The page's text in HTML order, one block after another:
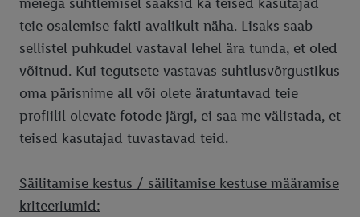
teie osalemise fakti avalikult näha. Lisaks saab
sellistel puhkudel vastaval lehel ära tunda, et oled
võitnud. Kui tegutsete vastavas suhtlusvõrgustikus
oma pärisnime all või olete äratuntavad teie
profiilil olevate fotode järgi, ei saa me välistada, et
teised kasutajad tuvastavad teid.
Säilitamise kestus / säilitamise kestuse määramise
kriteeriumid: